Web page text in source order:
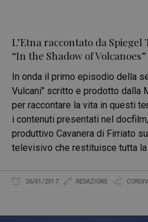
L’Etna raccontato da Spiegel
“In the Shadow of Volcanoes”
In onda il primo episodio della
Vulcani" scritto e prodotto dalla
per raccontare la vita in questi
i contenuti presentati nel
produttivo Cavanera di Firriato
televisivo che restituisce tutta la
26/01/2017 REDAZIONE